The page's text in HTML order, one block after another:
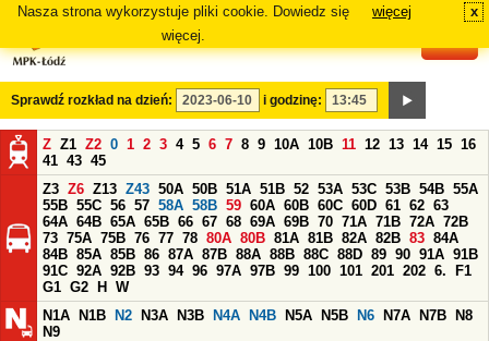
Nasza strona wykorzystuje pliki cookie. Dowiedz się
więcej.
więcej x
Sprawdź rozkład na dzień: i godzinę:
Z Z1 Z2 0 1 2 3 4 5 6 7 8 9 10A 10B 11 12 13 14 15 16
41 43 45
Z3 Z6 Z13 Z43 50A 50B 51A 51B 52 53A 53C 53B 54B 55A
55B 55C 56 57 58A 58B 59 60A 60B 60C 60D 61 62 63
64A 64B 65A 65B 66 67 68 69A 69B 70 71A 71B 72A 72B
73 75A 75B 76 77 78 80A 80B 81A 81B 82A 82B 83 84A
84B 85A 85B 86 87A 87B 88A 88B 88C 88D 89 90 91A 91B
91C 92A 92B 93 94 96 97A 97B 99 100 101 201 202 6.
F1
G1 G2 H
W
N1A
N1B N2 N3A N3B N4A N4B N5A N5B N6 N7A N7B
N8
N9